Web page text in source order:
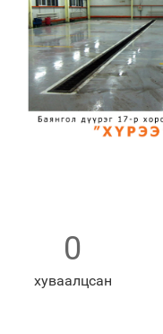
0
хуваалцсан